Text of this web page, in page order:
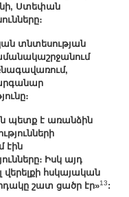
Ստեփան
տնտեսության
պետք է առանձին
էին
Իսկ այդ
հսկայական
շատ ցածր էր»13: